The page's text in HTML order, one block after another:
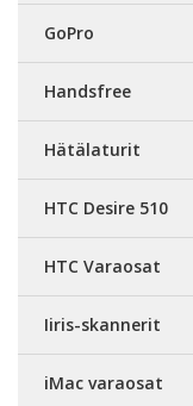
GoPro
Handsfree
Hätälaturit
HTC Desire 510
HTC Varaosat
Iiris-skannerit
iMac varaosat